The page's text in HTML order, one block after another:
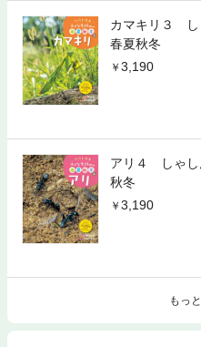
カマキリ３ し
春夏秋冬
3,190
アリ４ しゃし
秋冬
3,190
もっ